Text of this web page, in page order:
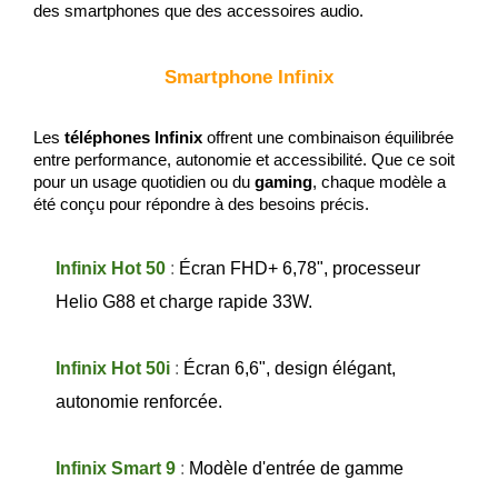
des smartphones que des accessoires audio.
Smartphone Infinix
Les téléphones Infinix offrent une combinaison équilibrée
entre performance, autonomie et accessibilité. Que ce soit
pour un usage quotidien ou du gaming, chaque modèle a
été conçu pour répondre à des besoins précis.
Infinix Hot 50 : Écran FHD+ 6,78", processeur
Helio G88 et charge rapide 33W.
Infinix Hot 50i : Écran 6,6", design élégant,
autonomie renforcée.
Infinix Smart 9 : Modèle d'entrée de gamme